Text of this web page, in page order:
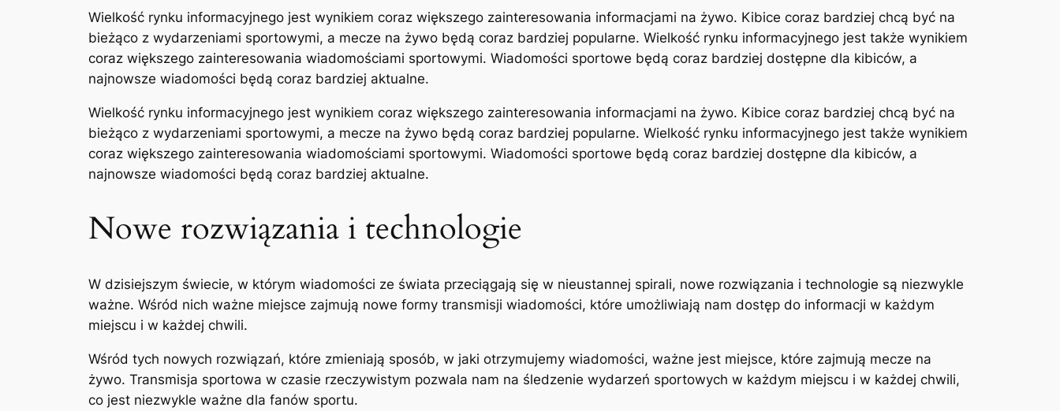
Wielkość rynku informacyjnego jest wynikiem coraz większego zainteresowania informacjami na żywo. Kibice coraz bardziej chcą być na
bieżąco z wydarzeniami sportowymi, a mecze na żywo będą coraz bardziej popularne. Wielkość rynku informacyjnego jest także wynikiem
coraz większego zainteresowania wiadomościami sportowymi. Wiadomości sportowe będą coraz bardziej dostępne dla kibiców, a
najnowsze wiadomości będą coraz bardziej aktualne.
Wielkość rynku informacyjnego jest wynikiem coraz większego zainteresowania informacjami na żywo. Kibice coraz bardziej chcą być na
bieżąco z wydarzeniami sportowymi, a mecze na żywo będą coraz bardziej popularne. Wielkość rynku informacyjnego jest także wynikiem
coraz większego zainteresowania wiadomościami sportowymi. Wiadomości sportowe będą coraz bardziej dostępne dla kibiców, a
najnowsze wiadomości będą coraz bardziej aktualne.
Nowe rozwiązania i technologie
W dzisiejszym świecie, w którym wiadomości ze świata przeciągają się w nieustannej spirali, nowe rozwiązania i technologie są niezwykle
ważne. Wśród nich ważne miejsce zajmują nowe formy transmisji wiadomości, które umożliwiają nam dostęp do informacji w każdym
miejscu i w każdej chwili.
Wśród tych nowych rozwiązań, które zmieniają sposób, w jaki otrzymujemy wiadomości, ważne jest miejsce, które zajmują mecze na
żywo. Transmisja sportowa w czasie rzeczywistym pozwala nam na śledzenie wydarzeń sportowych w każdym miejscu i w każdej chwili,
co jest niezwykle ważne dla fanów sportu.